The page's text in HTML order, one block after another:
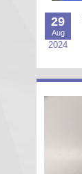
29
Aug
2024